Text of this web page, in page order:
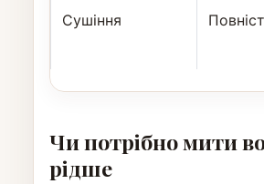
Сушіння
Чи потрібно мити
рідше